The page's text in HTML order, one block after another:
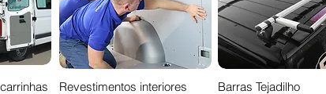
Revestimentos interiores
Barras Tejadilho